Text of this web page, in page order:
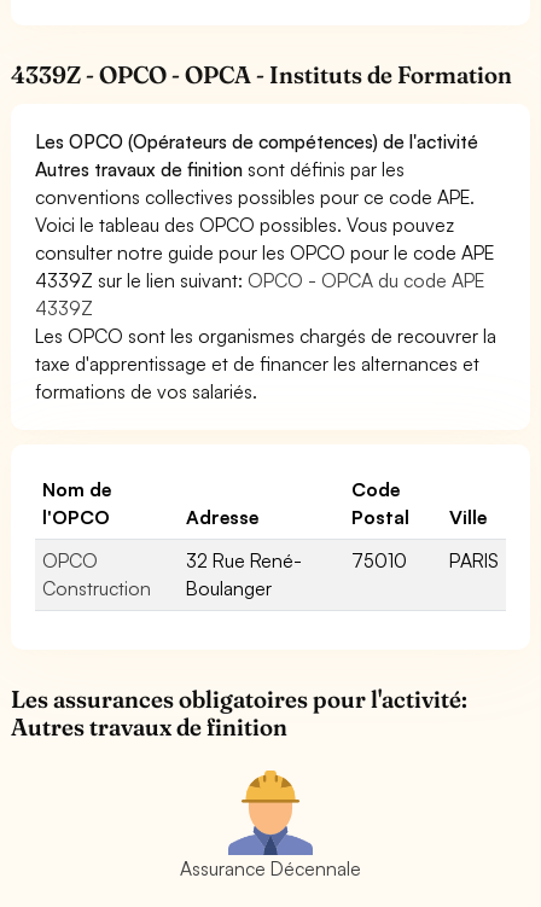
4339Z - OPCO - OPCA - Instituts de Formation
Les OPCO (Opérateurs de compétences) de l'activité
Autres travaux de finition sont définis par les
conventions collectives possibles pour ce code APE.
Voici le tableau des OPCO possibles. Vous pouvez
consulter notre guide pour les OPCO pour le code APE
4339Z sur le lien suivant: OPCO - OPCA du code APE
4339Z
Les OPCO sont les organismes chargés de recouvrer la
taxe d'apprentissage et de financer les alternances et
formations de vos salariés.
Nom de
l'OPCO
Adresse
Code
Postal
Ville
OPCO
Construction
32 Rue René-
Boulanger
75010 PARIS
Les assurances obligatoires pour l'activité:
Autres travaux de finition
Assurance Décennale